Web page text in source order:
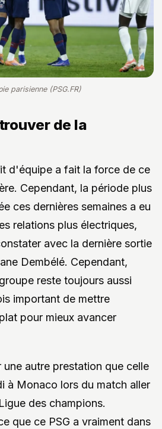
parisienne (PSG.FR)
de la
d'équipe a fait la force de ce
Cependant, la période plus
ces dernières semaines a eu
relations plus électriques,
avec la dernière sortie
Dembélé. Cependant,
reste toujours aussi
important de mettre
pour mieux avancer
une autre prestation que celle
à Monaco lors du match aller
des champions.
que ce PSG a vraiment dans